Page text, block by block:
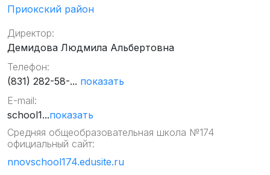
Приокский район
Директор:
Демидова Людмила Альбертовна
Телефон:
(831) 282-58-... показать
E-mail:
school1...показать
Средняя общеобразовательная школа №174
официальный сайт:
nnovschool174.edusite.ru